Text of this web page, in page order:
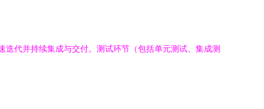
代并持续集成与交付。测试环节（包括单元测试、集成测